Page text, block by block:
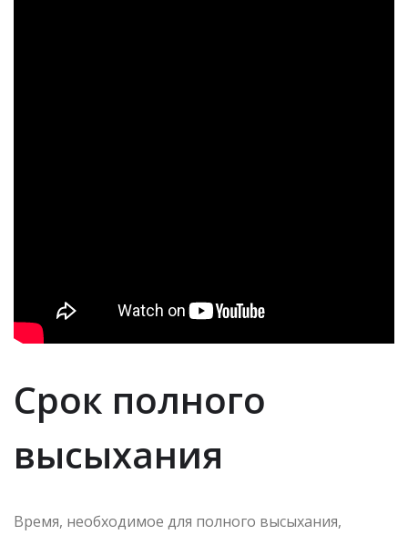
Срок полного
высыхания
Время, необходимое для полного высыхания,